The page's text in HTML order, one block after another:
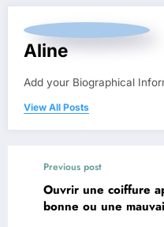
Aline
Add your Biographical
View All Posts
Previous post
Ouvrir une coiffure
bonne ou une